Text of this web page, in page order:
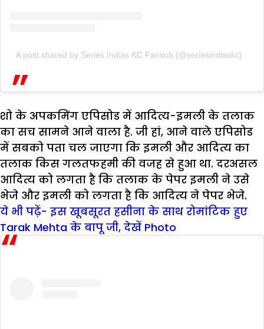
A post shared by Series Indias KC Fansub (@seriesindiaskc)
शो के अपकमिंग एपिसोड में आदित्य-इमली के तलाक
का सच सामने आने वाला है. जी हां, आने वाले एपिसोड
में सबको पता चल जाएगा कि इमली और आदित्‍य का
तलाक किस गलतफहमी की वजह से हुआ था. दरअसल
आदित्‍य को लगता है कि तलाक के पेपर इमली ने उसे
भेजे और इमली को लगता है कि आदित्‍य ने पेपर भेजे.
ये भी पढ़ें- इस खूबसूरत हसीना के साथ रोमांटिक हुए
Tarak Mehta के बापू जी, देखें Photo